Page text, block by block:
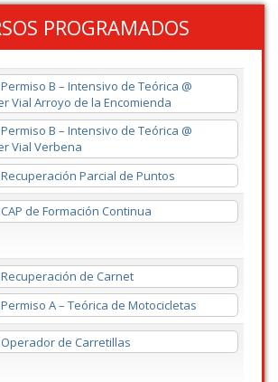
PROGRAMADOS
Permiso B – Intensivo de Teórica @
Vial Arroyo de la Encomienda
Permiso B – Intensivo de Teórica @
Vial Verbena
Recuperación Parcial de Puntos
CAP de Formación Continua
Recuperación de Carnet
Permiso A – Teórica de Motocicletas
Operador de Carretillas